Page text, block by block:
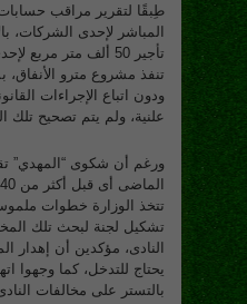
طِبقًا لتقرير مراقب حسابات
المباشر لإحدى الشركات،
تأجير 50 ألف متر
تنفذ مشروع مترو الأنفاق،
ودون اتباع الإجراءات
علنية، ولم يتم تصحيح تلك
تتخذ الوزارة خطوات
تشكيل لجنة لبحث تلك
النادى، مؤكدين أن إهدار
يحتاج للتدخل، كما وجهوا
بالتستر على مخالفات